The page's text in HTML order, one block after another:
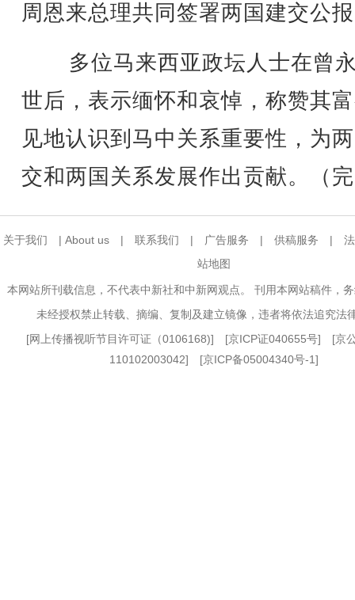
周恩来总理共同签署两国建交公
多位马来西亚政坛人士在曾
世后，表示缅怀和哀悼，称赞其
见地认识到马中关系重要性，为
交和两国关系发展作出贡献。（
关于我们 | About us | 联系我们 | 广告服务 | 供稿服务 |
站地图
本网站所刊载信息，不代表中新社和中新网观点。 刊用本网站稿件，
未经授权禁止转载、摘编、复制及建立镜像，违者将依法追究法
[网上传播视听节目许可证（0106168)] [京ICP证040655号] [京
110102003042] [京ICP备05004340号-1]